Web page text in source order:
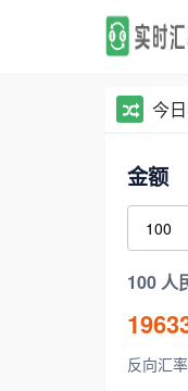
今
金额
100 人
反向汇